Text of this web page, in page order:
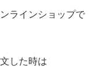
ラインショップで
した時は